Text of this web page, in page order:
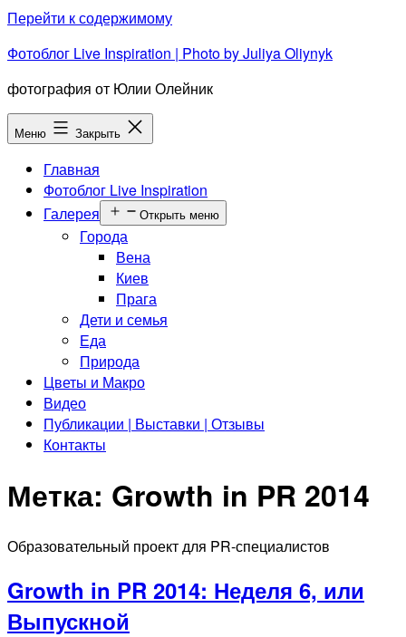
Перейти к содержимому
Фотоблог Live Inspiration | Photo by Juliya Oliynyk
фотография от Юлии Олейник
Меню Закрыть
Главная
Фотоблог Live Inspiration
Галерея
Открыть меню
Города
Вена
Киев
Прага
Дети и семья
Еда
Природа
Цветы и Макро
Видео
Публикации | Выставки | Отзывы
Контакты
Метка: Growth in PR 2014
Образовательный проект для PR-специалистов
Growth in PR 2014: Неделя 6, или
Выпускной